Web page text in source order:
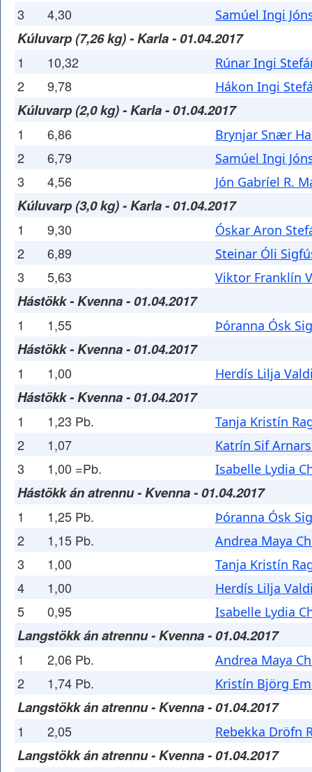
3 4,30 Samúel Ingi
Kúluvarp (7,26 kg) - Karla - 01.04.2017
1 10,32 Rúnar Ingi
2 9,78 Hákon Ingi
Kúluvarp (2,0 kg) - Karla - 01.04.2017
1 6,86 Brynjar Snær
2 6,79 Samúel Ingi
3 4,56 Jón Gabríel R.
Kúluvarp (3,0 kg) - Karla - 01.04.2017
1 9,30 Óskar Aron
2 6,89 Steinar Óli
3 5,63 Viktor Franklín
Hástökk - Kvenna - 01.04.2017
1 1,55 Þóranna Ósk
Hástökk - Kvenna - 01.04.2017
1 1,00 Herdís Lilja
Hástökk - Kvenna - 01.04.2017
1 1,23 Pb. Tanja Kristín
2 1,07 Katrín Sif
3 1,00 =Pb. Isabelle Lydia
Hástökk án atrennu - Kvenna - 01.04.2017
1 1,25 Pb. Þóranna Ósk
2 1,15 Pb. Andrea Maya
3 1,00 Tanja Kristín
4 1,00 Herdís Lilja
5 0,95 Isabelle Lydia
Langstökk án atrennu - Kvenna - 01.04.2017
1 2,06 Pb. Andrea Maya
2 1,74 Pb. Kristín Björg
Langstökk án atrennu - Kvenna - 01.04.2017
1 2,05 Rebekka Dröfn
Langstökk án atrennu - Kvenna - 01.04.2017